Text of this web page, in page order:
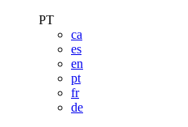
PT
ca
es
en
pt
fr
de